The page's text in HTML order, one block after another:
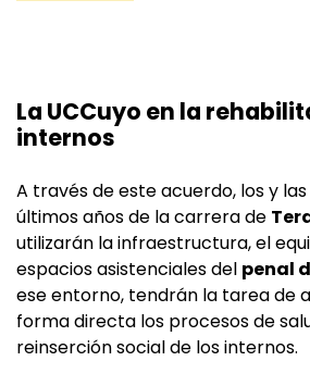
La UCCuyo en la
internos
A través de este acuerdo, los y
últimos años de la carrera de
utilizarán la infraestructura, el
espacios asistenciales del penal
ese entorno, tendrán la tarea de
forma directa los procesos de
reinserción social de los internos.